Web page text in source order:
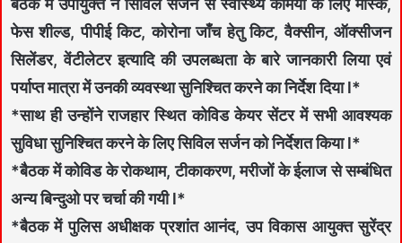
बैठक में उपायुक्त ने सिविल सर्जन से स्वास्थ्य कर्मियों के लिए मास्क,
फेस शील्ड, पीपीई किट, कोरोना जाँच हेतु किट, वैक्सीन, ऑक्सीजन
सिलेंडर, वेंटीलेटर इत्यादि की उपलब्धता के बारे जानकारी लिया एवं
पर्याप्त मात्रा में उनकी व्यवस्था सुनिश्चित करने का निर्देश दिया l*
*साथ ही उन्होंने राजहार स्थित कोविड केयर सेंटर में सभी आवश्यक
सुविधा सुनिश्चित करने के लिए सिविल सर्जन को निर्देशत किया l*
*बैठक में कोविड के रोकथाम, टीकाकरण, मरीजों के ईलाज से सम्बंधित
अन्य बिन्दुओ पर चर्चा की गयी l*
*बैठक में पुलिस अधीक्षक प्रशांत आनंद, उप विकास आयुक्त सुरेंद्र